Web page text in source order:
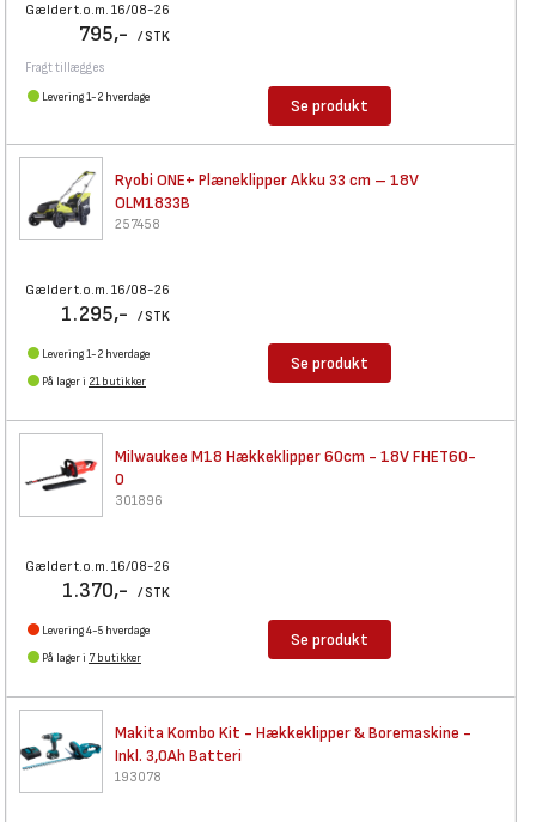
Gælder t.o.m. 16/08-26
795,- / STK
Fragt tillægges
Levering 1-2 hverdage Se produkt
Ryobi ONE+ Plæneklipper Akku 33 cm – 18V
OLM1833B
257458
Gælder t.o.m. 16/08-26
1.295,- / STK
Levering 1-2 hverdage
På lager i 21 butikker
Se produkt
Milwaukee M18 Hækkeklipper60cm - 18V FHET60-
0
301896
Gælder t.o.m. 16/08-26
1.370,- / STK
Levering 4-5 hverdage
På lager i 7 butikker
Se produkt
Makita Kombo Kit - Hækkeklipper & Boremaskine -
Inkl. 3,0Ah Batteri
193078